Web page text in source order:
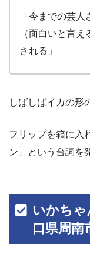
「今までの芸
（面白いと言
される」
しばしばイカの形
フリップを箱に入
ン」という台詞を
いかちゃ
口県周南